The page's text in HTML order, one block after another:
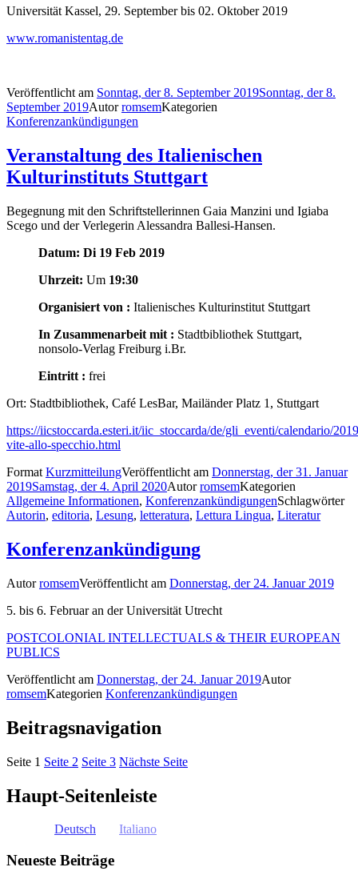
Universität Kassel, 29. September bis 02. Oktober 2019
www.romanistentag.de
Veröffentlicht am Sonntag, der 8. September 2019Sonntag, der 8.
September 2019AutorromsemKategorien
Konferenzankündigungen
Veranstaltung des Italienischen
Kulturinstituts Stuttgart
Begegnung mit den Schriftstellerinnen Gaia Manzini und Igiaba
Scego und der Verlegerin Alessandra Ballesi-Hansen.
Datum: Di 19 Feb 2019
Uhrzeit: Um 19:30
Organisiert von : Italienisches Kulturinstitut Stuttgart
In Zusammenarbeit mit : Stadtbibliothek Stuttgart,
nonsolo-Verlag Freiburg i.Br.
Eintritt : frei
Ort: Stadtbibliothek, Café LesBar, Mailänder Platz 1, Stuttgart
https://iicstoccarda.esteri.it/iic_stoccarda/de/gli_eventi/calendario/
vite-allo-specchio.html
Format KurzmitteilungVeröffentlicht am Donnerstag, der 31. Januar
2019Samstag, der 4. April 2020AutorromsemKategorien
Allgemeine Informationen, KonferenzankündigungenSchlagwörter
Autorin, editoria, Lesung, letteratura, Lettura Lingua, Literatur
Konferenzankündigung
AutorromsemVeröffentlicht am Donnerstag, der 24. Januar 2019
5. bis 6. Februar an der Universität Utrecht
POSTCOLONIAL INTELLECTUALS & THEIR EUROPEAN
PUBLICS
Veröffentlicht am Donnerstag, der 24. Januar 2019Autor
romsemKategorien Konferenzankündigungen
Beitragsnavigation
Seite 1 Seite 2 Seite 3 Nächste Seite
Haupt-Seitenleiste
Deutsch Italiano
Neueste Beiträge